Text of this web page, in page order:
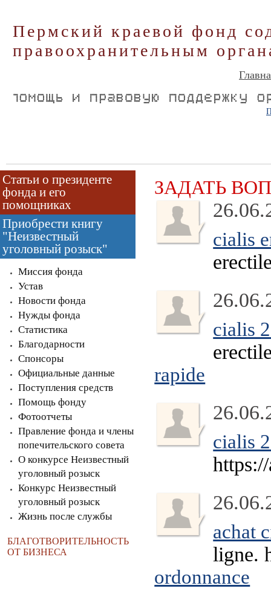
Пермский краевой фонд
правоохранительным
Статьи о президенте
фонда и его
помощниках
Приобрести книгу
"Неизвестный
уголовный розыск"
Миссия фонда
Устав
Новости фонда
Нужды фонда
Статистика
Благодарности
Спонсоры
Официальные данные
Поступления средств
Помощь фонду
Фотоотчеты
Правление фонда и члены
попечительского совета
О конкурсе Неизвестный
уголовный розыск
Конкурс Неизвестный
уголовный розыск
Жизнь после службы
БЛАГОТВОРИТЕЛЬНОСТЬ
ОТ БИЗНЕСА
ЗАДАТЬ
cialis
cialis
rapide
cialis
achat
ligne.
ordonnance